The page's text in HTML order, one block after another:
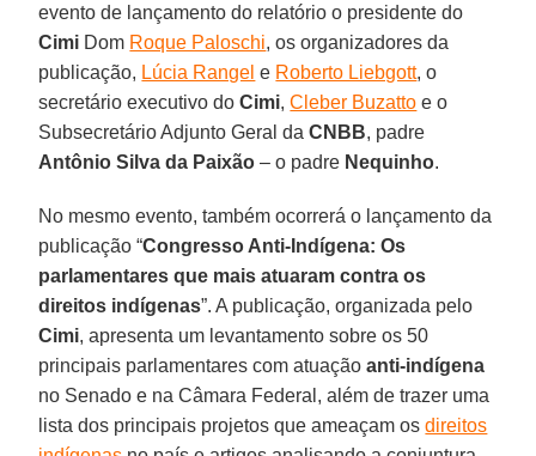
evento de lançamento do relatório o presidente do
Cimi Dom Roque Paloschi, os organizadores da
publicação, Lúcia Rangel e Roberto Liebgott, o
secretário executivo doCimi,Cleber Buzatto e o
Subsecretário Adjunto Geral daCNBB, padre
Antônio Silva da Paixão – o padre Nequinho.
No mesmo evento, também ocorrerá o lançamento da
publicação “Congresso Anti-Indígena: Os
parlamentares que mais atuaram contra os
direitos indígenas”. A publicação, organizada pelo
Cimi, apresenta um levantamento sobre os 50
principais parlamentares com atuaçãoanti-indígena
no Senado e na Câmara Federal, além de trazer uma
lista dos principais projetos que ameaçam osdireitos